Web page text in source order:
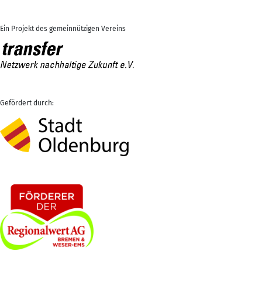
Ein Projekt des gemeinnützigen Vereins
Gefördert durch: